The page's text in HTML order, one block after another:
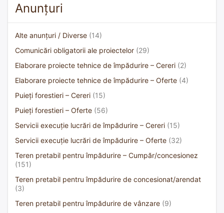
Anunțuri
Alte anunțuri / Diverse (14)
Comunicări obligatorii ale proiectelor (29)
Elaborare proiecte tehnice de împădurire – Cereri (2)
Elaborare proiecte tehnice de împădurire – Oferte (4)
Puieți forestieri – Cereri (15)
Puieți forestieri – Oferte (56)
Servicii execuție lucrări de împădurire – Cereri (15)
Servicii execuție lucrări de împădurire – Oferte (32)
Teren pretabil pentru împădurire – Cumpăr/concesionez
(151)
Teren pretabil pentru împădurire de concesionat/arendat
(3)
Teren pretabil pentru împădurire de vânzare (9)